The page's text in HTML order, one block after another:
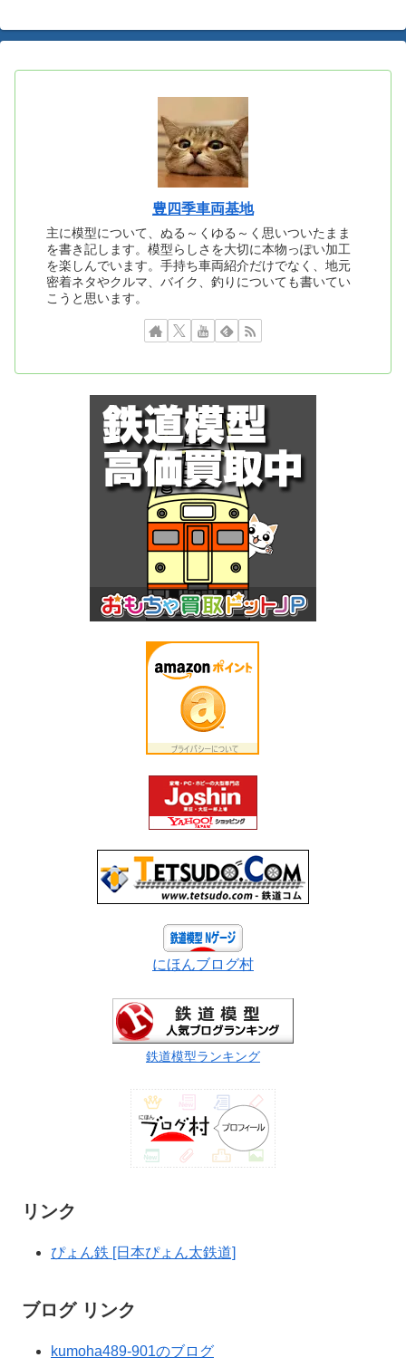
豊四季車両基地
主に模型について、ぬる～くゆる～く思いついたまま
を書き記します。模型らしさを大切に本物っぽい加工
を楽しんでいます。手持ち車両紹介だけでなく、地元
密着ネタやクルマ、バイク、釣りについても書いてい
こうと思います。
にほんブログ村
鉄道模型ランキング
リンク
ぴょん鉄 [日本ぴょん太鉄道]
ブログ リンク
kumoha489-901のブログ